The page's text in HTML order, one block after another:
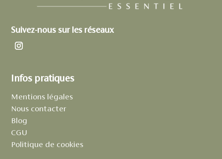
Suivez-nous sur les réseaux
Infos pratiques
Mentions légales
Nous contacter
Blog
CGU
Politique de cookies